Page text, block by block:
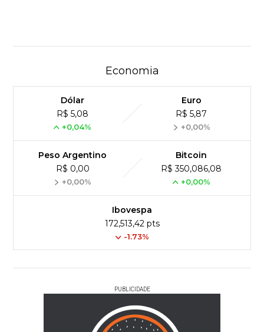
Economia
Dólar
R$ 5,08
+0,04%
Euro
R$ 5,87
+0,00%
Peso Argentino
R$ 0,00
+0,00%
Bitcoin
R$ 350,086,08
+0,00%
Ibovespa
172,513,42 pts
-1.73%
PUBLICIDADE